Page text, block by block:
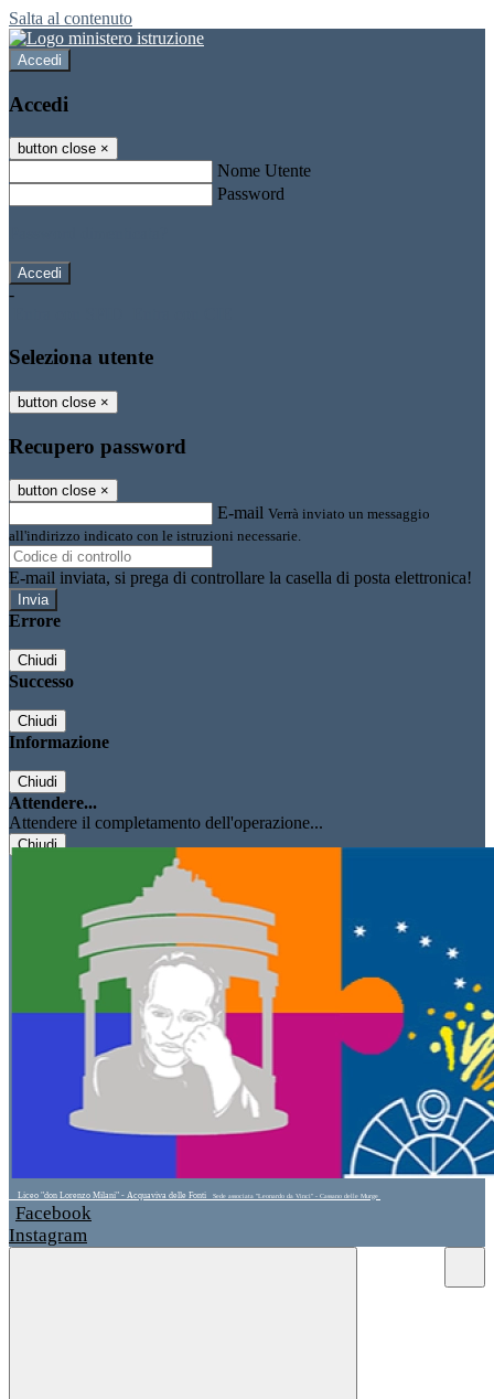
Salta al contenuto
Accedi
Accedi
button close ×
Nome Utente
Password
-
Seleziona utente
button close ×
Recupero password
button close ×
E-mail Verrà inviato un messaggio
all'indirizzo indicato con le istruzioni necessarie.
E-mail inviata, si prega di controllare la casella di posta elettronica!
Errore
Chiudi
Successo
Chiudi
Informazione
Chiudi
Attendere...
Attendere il completamento dell'operazione...
Chiudi
Liceo "don Lorenzo Milani" - Acquaviva delle Fonti Sede associata "Leonardo da Vinci" - Cassano delle Murge
Facebook
Instagram